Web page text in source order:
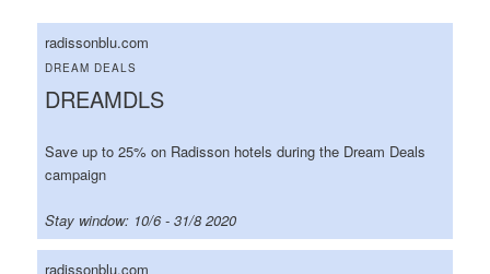
radissonblu.com
DREAM DEALS
DREAMDLS
Save up to 25% on Radisson hotels during the Dream Deals
campaign
Stay window: 10/6 - 31/8 2020
radissonblu.com